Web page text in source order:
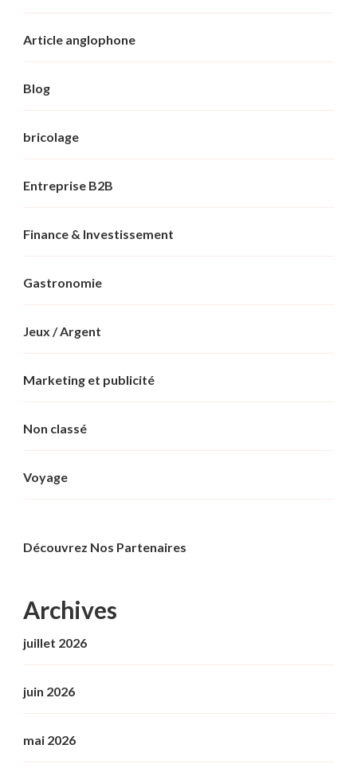
Article anglophone
Blog
bricolage
Entreprise B2B
Finance & Investissement
Gastronomie
Jeux / Argent
Marketing et publicité
Non classé
Voyage
Découvrez Nos Partenaires
Archives
juillet 2026
juin 2026
mai 2026